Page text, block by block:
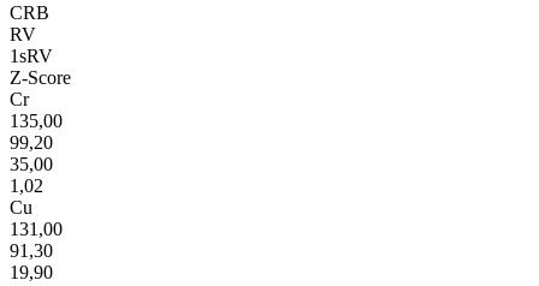
CRB
RV
1sRV
Z-Score
Cr
135,00
99,20
35,00
1,02
Cu
131,00
91,30
19,90